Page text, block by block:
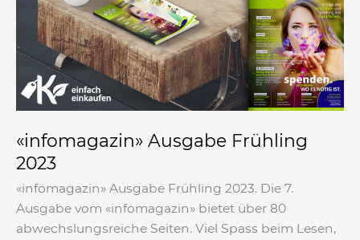
«infomagazin» Ausgabe Frühling
2023
«infomagazin» Ausgabe Frühling 2023. Die 7.
Ausgabe vom «infomagazin» bietet über 80
abwechslungsreiche Seiten. Viel Spass beim Lesen,
2023